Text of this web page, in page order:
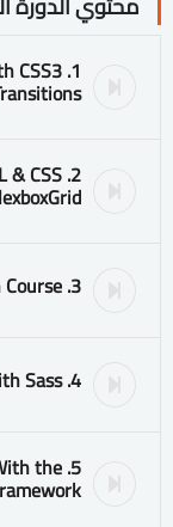
CSS3
& CSS
3. Foundation Framework Crash Course
4. Custom Bootstrap Theme With Sass
the